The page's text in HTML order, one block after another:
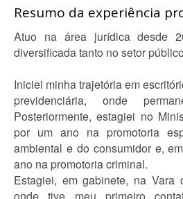
Resumo da experiência
Atuo na área jurídica desde
diversificada tanto no setor
Iniciei minha trajetória em
previdenciária, onde
Posteriormente, estagiei no
por um ano na promotoria
ambiental e do consumidor e,
ano na promotoria criminal.
Estagiei, em gabinete, na Vara